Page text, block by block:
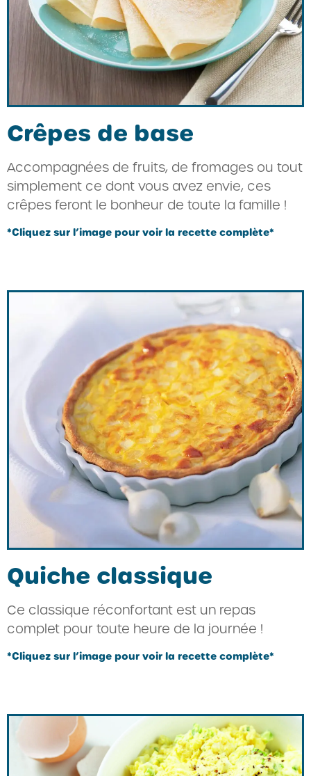
Crêpes de base
Accompagnées de fruits, de fromages ou tout
simplement ce dont vous avez envie, ces
crêpes feront le bonheur de toute la famille !
*Cliquez sur l’image pour voir la recette complète*
Quiche classique
Ce classique réconfortant est un repas
complet pour toute heure de la journée !
*Cliquez sur l’image pour voir la recette complète*